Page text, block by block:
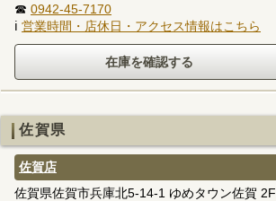
☎ 0942-45-7170
ℹ 営業時間・店休日・アクセス情報はこちら
佐賀県
佐賀店
佐賀県佐賀市兵庫北5-14-1 ゆめタウン佐賀 2F